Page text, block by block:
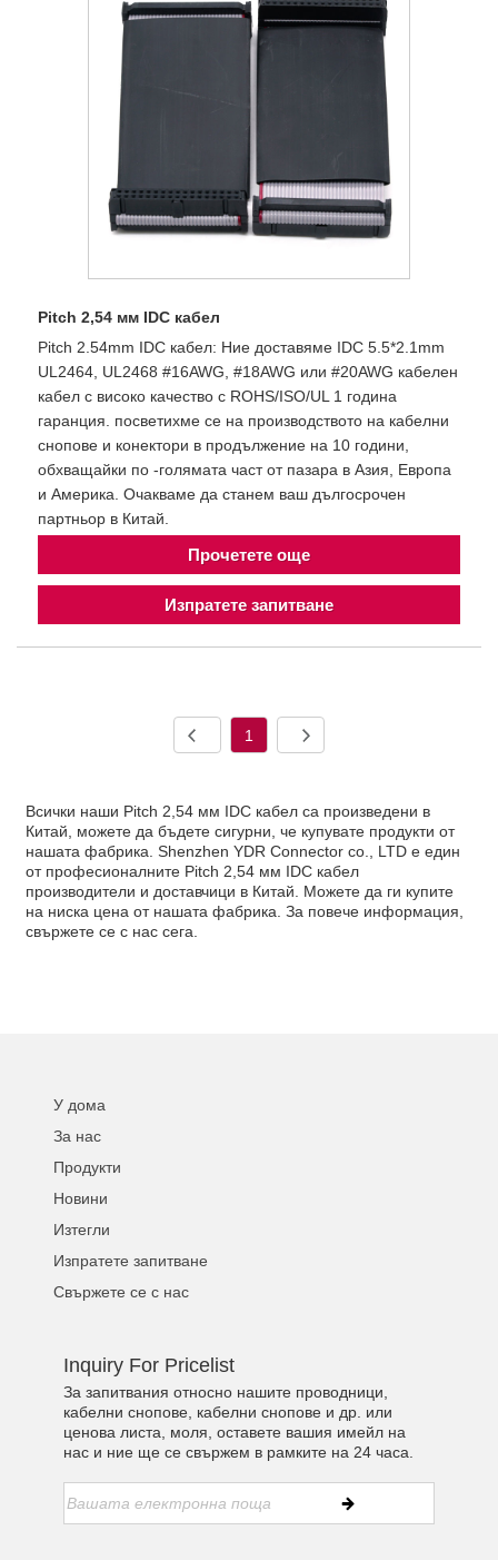
Pitch 2,54 мм IDC кабел
Pitch 2.54mm IDC кабел: Ние доставяме IDC 5.5*2.1mm
UL2464, UL2468 #16AWG, #18AWG или #20AWG кабелен
кабел с високо качество с ROHS/ISO/UL 1 година
гаранция. посветихме се на производството на кабелни
снопове и конектори в продължение на 10 години,
обхващайки по -голямата част от пазара в Азия, Европа
и Америка. Очакваме да станем ваш дългосрочен
партньор в Китай.
Прочетете още
Изпратете запитване
1
Всички наши Pitch 2,54 мм IDC кабел са произведени в
Китай, можете да бъдете сигурни, че купувате продукти от
нашата фабрика. Shenzhen YDR Connector co., LTD е един
от професионалните Pitch 2,54 мм IDC кабел
производители и доставчици в Китай. Можете да ги купите
на ниска цена от нашата фабрика. За повече информация,
свържете се с нас сега.
У дома
За нас
Продукти
Новини
Изтегли
Изпратете запитване
Свържете се с нас
Inquiry For Pricelist
За запитвания относно нашите проводници,
кабелни снопове, кабелни снопове и др. или
ценова листа, моля, оставете вашия имейл на
нас и ние ще се свържем в рамките на 24 часа.